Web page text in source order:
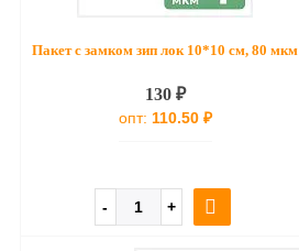
Пакет с замком зип лок 10*10 см, 80 мкм
130 ₽
опт: 110.50 ₽